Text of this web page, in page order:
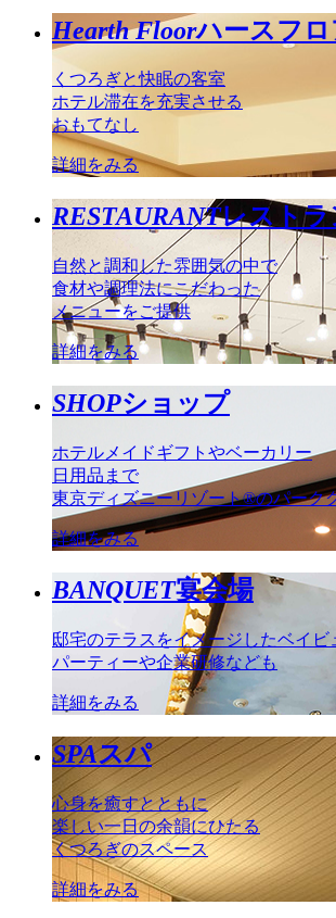
Hearth Floorハースフロ
くつろぎと快眠の客室
ホテル滞在を充実させる
おもてなし
詳細をみる
RESTAURANTレストラ
自然と調和した雰囲気の中で
食材や調理法にこだわった
メニューをご提供
詳細をみる
SHOPショップ
ホテルメイドギフトやベーカリー
日用品まで
東京ディズニーリゾート®のパーク
詳細をみる
BANQUET宴会場
邸宅のテラスをイメージしたベイビ
パーティーや企業研修なども
詳細をみる
SPAスパ
心身を癒すとともに
楽しい一日の余韻にひたる
くつろぎのスペース
詳細をみる